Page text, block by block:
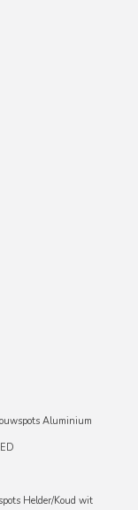
Aluminium
Helder/Koud wit